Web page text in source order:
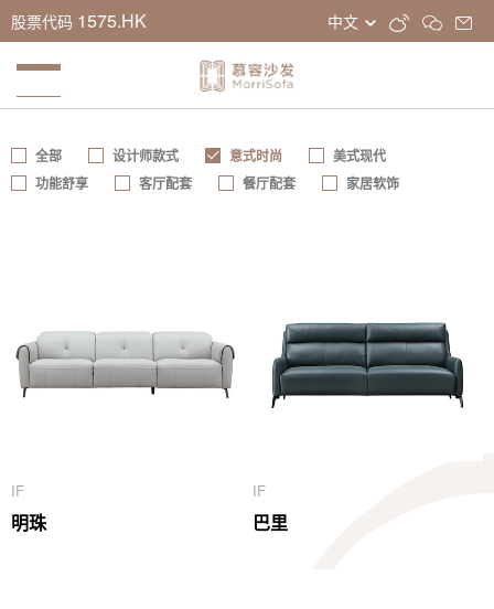
股票代码 1575.HK 中文
全部 设计师款式 意式时尚
美式现代
功能舒享
客厅配套 餐厅配套 家居软饰
IF
明珠
IF
巴里